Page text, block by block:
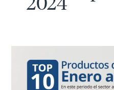
2024
Productos